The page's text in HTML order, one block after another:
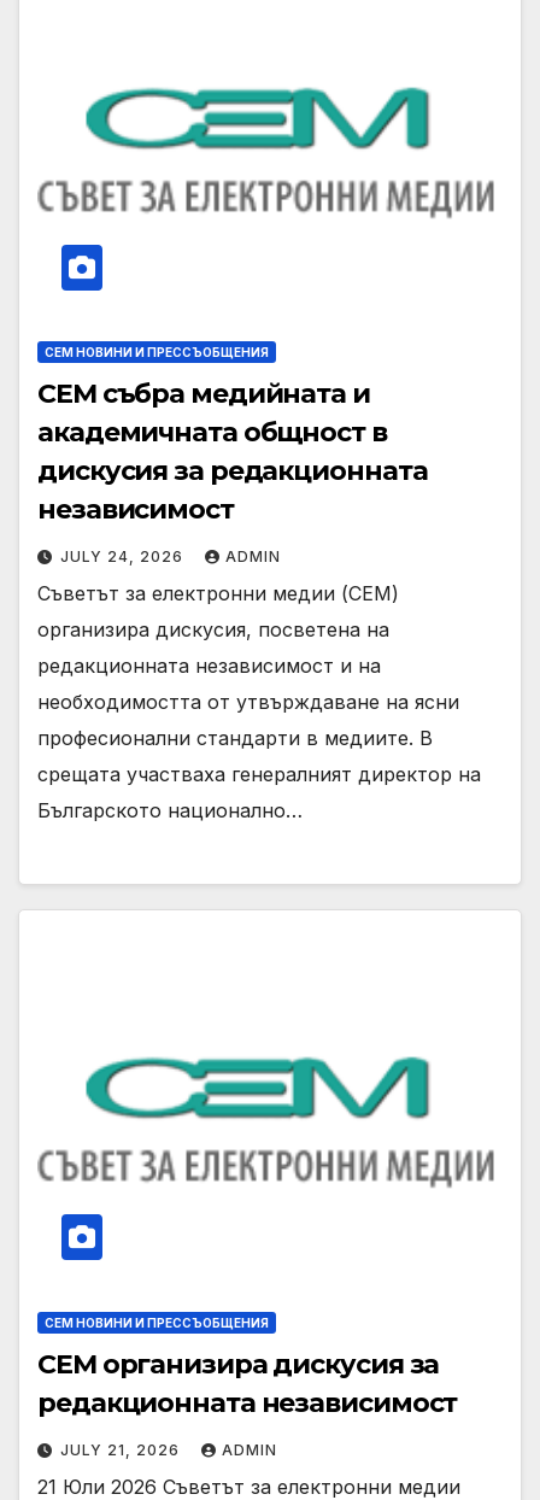
СЕМ НОВИНИ И ПРЕССЪОБЩЕНИЯ
СЕМ събра медийната и
академичната общност в
дискусия за редакционната
независимост
JULY 24, 2026 ADMIN
Съветът за електронни медии (СЕМ)
организира дискусия, посветена на
редакционната независимост и на
необходимостта от утвърждаване на ясни
професионални стандарти в медиите. В
срещата участваха генералният директор на
Българското национално…
СЕМ НОВИНИ И ПРЕССЪОБЩЕНИЯ
СЕМ организира дискусия за
редакционната независимост
JULY 21, 2026 ADMIN
21 Юли 2026 Съветът за електронни медии